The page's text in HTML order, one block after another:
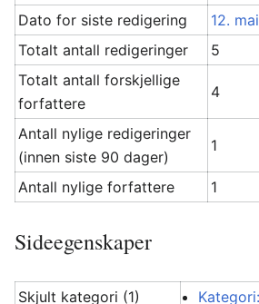
Dato for siste redigering
12.
Totalt antall redigeringer
5
Totalt antall forskjellige
forfattere
4
Antall nylige redigeringer
(innen siste 90 dager)
1
Antall nylige forfattere 1
Sideegenskaper
Skjult kategori (1)